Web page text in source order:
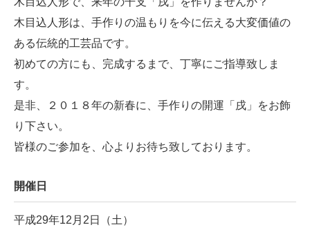
木目込人形は、手作りの温もりを今に伝える大変価値の
ある伝統的工芸品です。
初めての方にも、完成するまで、丁寧にご指導致しま
す。
是非、２０１８年の新春に、手作りの開運「戌」をお飾
り下さい。
皆様のご参加を、心よりお待ち致しております。
開催日
平成29年12月2日（土）